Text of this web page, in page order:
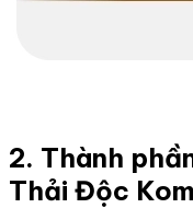
2. Thành
Thải Độc